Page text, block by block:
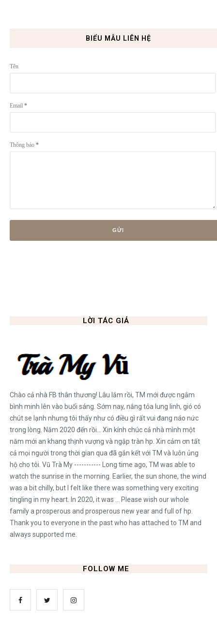
BIỂU MẪU LIÊN HỆ
Tên
Email *
Thông báo *
LỜI TÁC GIẢ
Chào cả nhà FB thân thương! Lâu lắm rồi, TM mới được ngắm
bình minh lên vào buổi sáng. Sớm nay, nắng tỏa lung linh, gió có
chút se lạnh nhưng tôi thấy như có điều gì rất vui đang náo nức
trong lòng. Năm 2020 đến rồi... Xin kính chúc cả nhà mình một
năm mới an khang thịnh vượng và ngập tràn hp. Xin cảm ơn tất
cả mọi người trong thời gian qua đã gắn kết với TM và luôn ủng
hộ cho tôi. Vũ Trà My ----------- Long time ago, TM was able to
watch the sunrise in the morning. Earlier, the sun shone, the wind
was a bit chilly, but I felt like there was something very exciting
tingling in my heart. In 2020, it was ... Please wish our whole
family a prosperous and prosperous new year and full of hp.
Thank you to everyone in the past who has attached to TM and
always supported me.
FOLLOW ME